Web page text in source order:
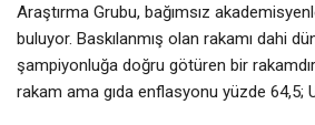
Araştırma Grubu, bağımsız
buluyor. Baskılanmış olan rakamı dahi
şampiyonluğa doğru götüren bir
rakam ama gıda enflasyonu yüzde 64,5;